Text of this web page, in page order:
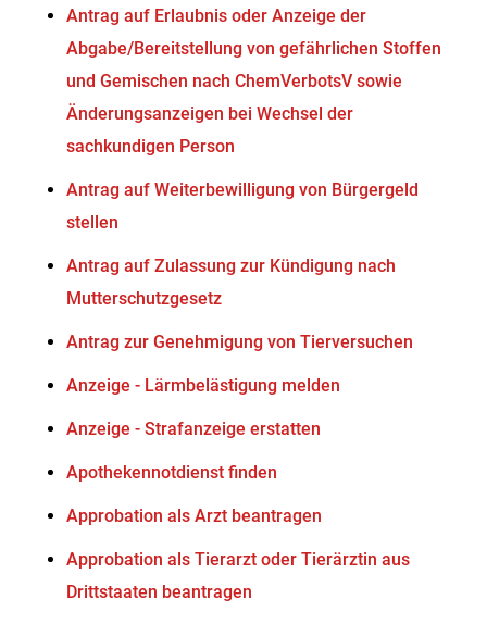
Antrag auf Erlaubnis oder Anzeige der
Abgabe/Bereitstellung von gefährlichen Stoffen
und Gemischen nach ChemVerbotsV sowie
Änderungsanzeigen bei Wechsel der
sachkundigen Person
Antrag auf Weiterbewilligung von Bürgergeld
stellen
Antrag auf Zulassung zur Kündigung nach
Mutterschutzgesetz
Antrag zur Genehmigung von Tierversuchen
Anzeige - Lärmbelästigung melden
Anzeige - Strafanzeige erstatten
Apothekennotdienst finden
Approbation als Arzt beantragen
Approbation als Tierarzt oder Tierärztin aus
Drittstaaten beantragen